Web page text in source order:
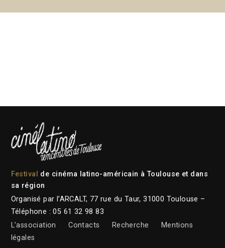
Festival
de cinéma latino-américain à Toulouse et dans
sa région
Organisé par l’ARCALT, 77 rue du Taur, 31000 Toulouse –
Téléphone : 05 61 32 98 83
L’association
Contacts Recherche
Mentions
légales